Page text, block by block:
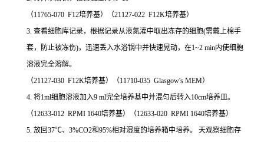
（11765-070 F12培养基）（21127-022 F12K培养基）
3. 查看细胞库记录，根据记录从液氮灌中取出冻存的细胞(需戴上棉手
套，防止被冻伤)，迅速丢入水浴锅中并快速晃动，在1~2 min内使细胞
溶液完全溶解。
（21127-030 F12K培养基）（11710-035 Glasgow's MEM）
4. 将1ml细胞溶液加入9 ml完全培养基中并混匀后转入10cm培养皿。
（12633-012 RPMI 1640培养基）（12633-020 RPMI 1640培养基）
5. 放回37℃、3%CO2和95%相对湿度的培养箱中培养。 天观察细胞存